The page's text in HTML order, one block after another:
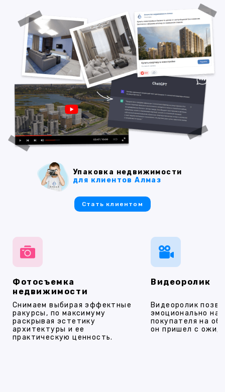
Фотосъемка
недвижимости
Снимаем выбирая эффектные
ракурсы, по максимуму
раскрывая эстетику
архитектуры и ее
практическую ценность.
Видеоролик
Видеоролик
эмоционально
покупателя на
он пришел с
Упаковка недвижимости
для клиентов Алмаз
Стать клиентом